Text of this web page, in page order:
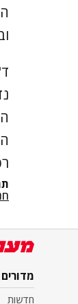
מדורים
חדשות